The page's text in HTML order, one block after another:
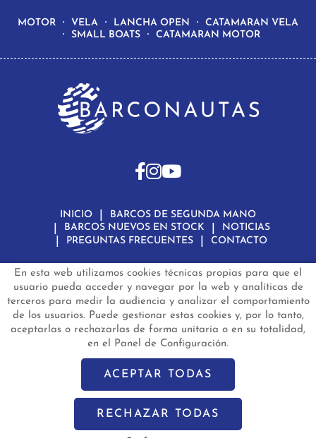
En esta web utilizamos cookies técnicas propias para que el
usuario pueda acceder y navegar por la web y analíticas de
terceros para medir la audiencia y analizar el comportamiento
de los usuarios. Puede gestionar estas cookies y, por lo tanto,
aceptarlas o rechazarlas de forma unitaria o en su totalidad,
en el Panel de Configuración.
ACEPTAR TODAS
RECHAZAR TODAS
MOTOR VELA LANCHA OPEN
CATAMARAN VELA
SMALL BOATS
CATAMARAN MOTOR
INICIO
BARCOS DE SEGUNDA MANO
BARCOS NUEVOS EN STOCK
NOTICIAS
PREGUNTAS FRECUENTES
CONTACTO
Aviso Legal
Política de Privacidad de Datos
Política de Cookies
Configuración de Cookies
barconautas.com© 2024 - Diseño y programación por Edina.es